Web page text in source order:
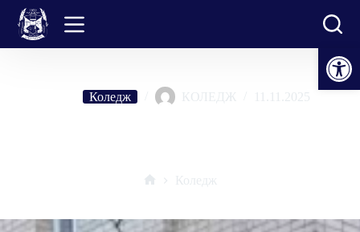
Відкрити Панель інструментів
Перейти
вмісту
Коледж КОЛЕДЖ 11.11.2025
Коледж